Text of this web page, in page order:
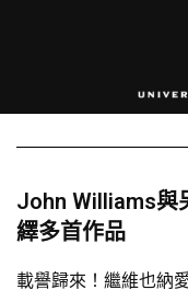
John Williams與
繹多首作品
載譽歸來！繼維也納